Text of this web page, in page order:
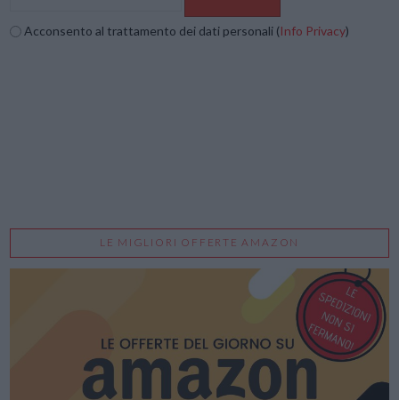
Acconsento al trattamento dei dati personali (Info Privacy)
LE MIGLIORI OFFERTE AMAZON